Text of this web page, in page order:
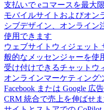
支払いで eコマースを最大
モバイルサイトおよびオン
シブデザイン、オンライン
使用できます
ウェブサイトウィジェット
般的なメッセンジャーを使
受け付けできるチャットウ
オンラインマーケティング
Facebook または Google 広
CRM 統合で売上を伸ばせ